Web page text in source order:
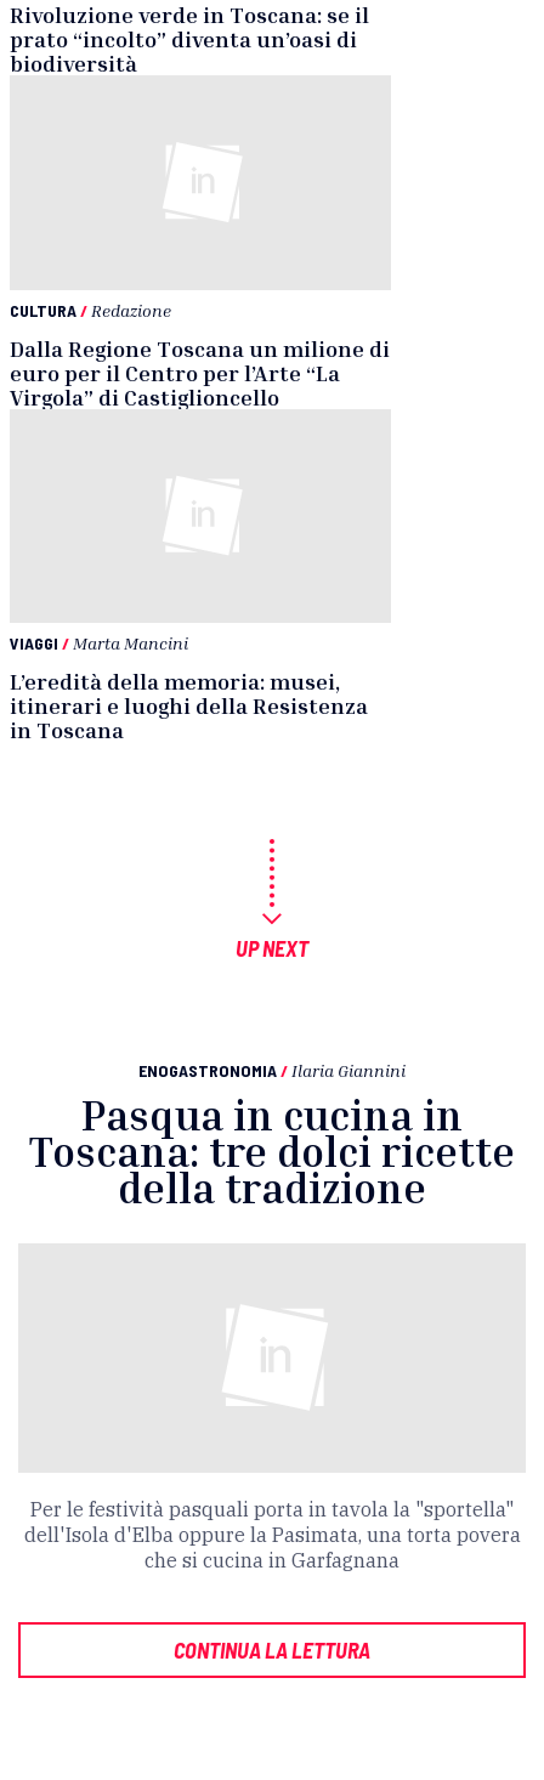
Rivoluzione verde in Toscana: se il
prato “incolto” diventa un’oasi di
biodiversità
CULTURA/ Redazione
Dalla Regione Toscana un milione di
euro per il Centro per l’Arte “La
Virgola” di Castiglioncello
VIAGGI / Marta Mancini
L’eredità della memoria: musei,
itinerari e luoghi della Resistenza
in Toscana
UP NEXT
ENOGASTRONOMIA/ Ilaria Giannini
Pasqua in cucina in
Toscana: tre dolci ricette
della tradizione
Per le festività pasquali porta in tavola la "sportella"
dell'Isola d'Elba oppure la Pasimata, una torta povera
che si cucina in Garfagnana
CONTINUA LA LETTURA